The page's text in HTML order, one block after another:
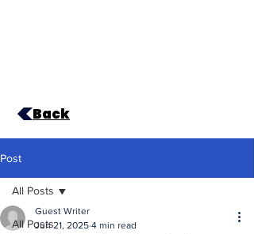
Back
Post
All Posts
All Posts
Guest Writer
Jun 21, 2025 4 min read